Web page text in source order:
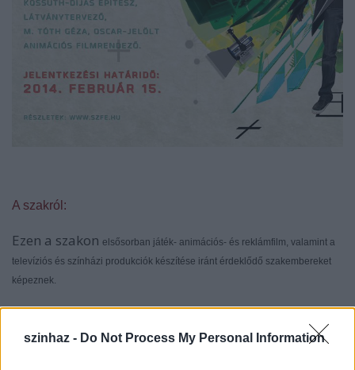
szinhaz - Do Not Process My Personal Information
A szakról:
Ezen a szakon elsősorban játék- animációs- és reklámfilm, valamint a
televíziós és színházi produkciók készítése iránt érdeklődő szakembereket
képeznek.
A szak jelentősége az utóbbi évtizedekben